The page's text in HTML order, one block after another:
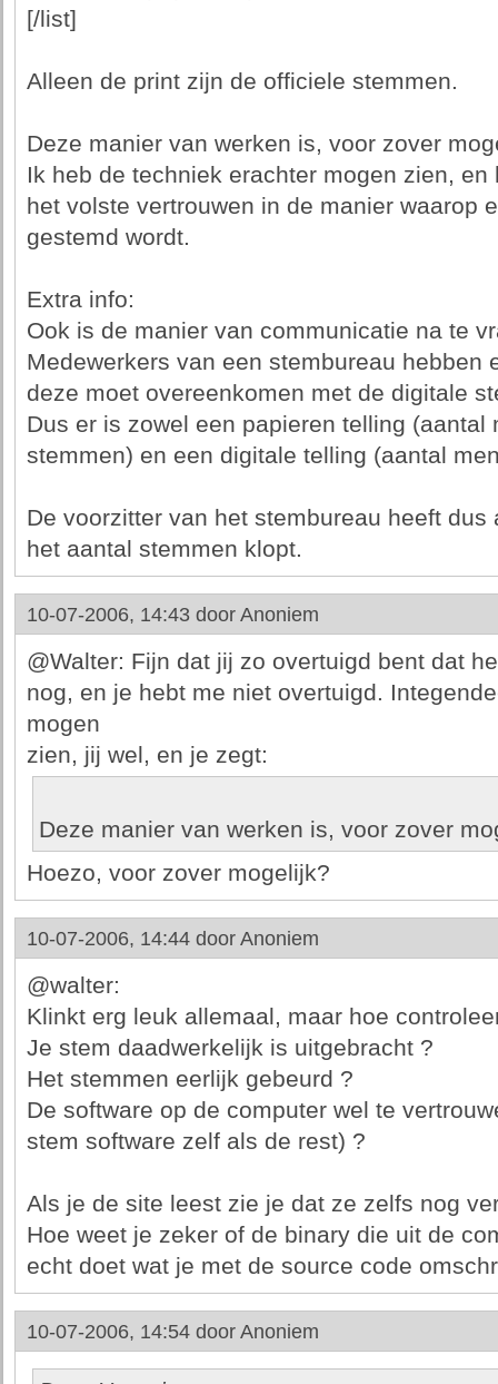
[/list]
Alleen de print zijn de officiele stemmen.
Deze manier van werken is, voor zover
Ik heb de techniek erachter mogen zien, en
het volste vertrouwen in de manier waarop
gestemd wordt.
Extra info:
Ook is de manier van communicatie na te
Medewerkers van een stembureau hebben
deze moet overeenkomen met de digitale
Dus er is zowel een papieren telling (aantal
stemmen) en een digitale telling (aantal
De voorzitter van het stembureau heeft dus
het aantal stemmen klopt.
10-07-2006, 14:43 door Anoniem
@Walter: Fijn dat jij zo overtuigd bent dat
nog, en je hebt me niet overtuigd.
mogen
zien, jij wel, en je zegt:
Deze manier van werken is, voor zover
Hoezo, voor zover mogelijk?
10-07-2006, 14:44 door Anoniem
@walter:
Klinkt erg leuk allemaal, maar hoe
Je stem daadwerkelijk is uitgebracht ?
Het stemmen eerlijk gebeurd ?
De software op de computer wel te
stem software zelf als de rest) ?
Als je de site leest zie je dat ze zelfs nog
Hoe weet je zeker of de binary die uit de
echt doet wat je met de source code
10-07-2006, 14:54 door Anoniem